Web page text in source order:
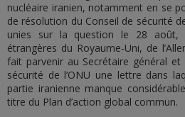
nucléaire iranien, notamment en se
de résolution du Conseil de sécurité
unies sur la question le 28 août,
étrangères du Royaume-Uni, de
fait parvenir au Secrétaire général
sécurité de l’ONU une lettre dans
partie iranienne manque
titre du Plan d’action global commun.